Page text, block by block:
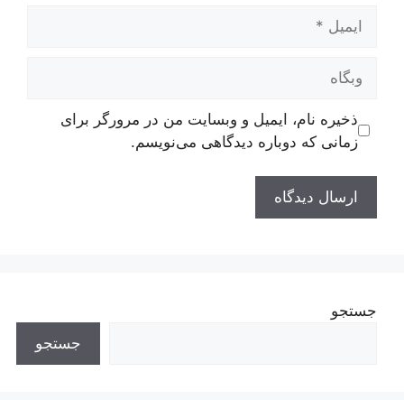
وبگاه
ذخیره نام، ایمیل و وبسایت من در مرورگر برای
زمانی که دوباره دیدگاهی می‌نویسم.
جستجو
جستجو